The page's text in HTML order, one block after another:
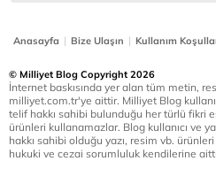
Anasayfa | Bize Ulaşın | Kullanım
© Milliyet Blog Copyright 2026
İnternet baskısında yer alan tüm metin,
milliyet.com.tr'ye aittir. Milliyet Blog
telif hakkı sahibi bulunduğu her türlü fikri
ürünleri kullanamazlar. Blog kullanıcı ve
hakkı sahibi olduğu yazı, resim vb.
hukuki ve cezai sorumluluk kendilerine